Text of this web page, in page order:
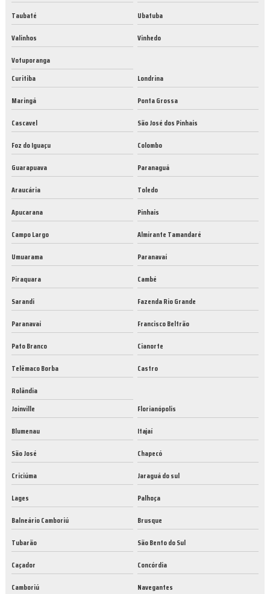
Taubaté
Ubatuba
Valinhos
Vinhedo
Votuporanga
Curitiba
Londrina
Maringá
Ponta Grossa
Cascavel
São José dos Pinhais
Foz do Iguaçu
Colombo
Guarapuava
Paranaguá
Araucária
Toledo
Apucarana
Pinhais
Campo Largo
Almirante Tamandaré
Umuarama
Paranavaí
Piraquara
Cambé
Sarandi
Fazenda Rio Grande
Paranavaí
Francisco Beltrão
Pato Branco
Cianorte
Telêmaco Borba
Castro
Rolândia
Joinville
Florianópolis
Blumenau
Itajaí
São José
Chapecó
Criciúma
Jaraguá do sul
Lages
Palhoça
Balneário Camboriú
Brusque
Tubarão
São Bento do Sul
Caçador
Concórdia
Camboriú
Navegantes